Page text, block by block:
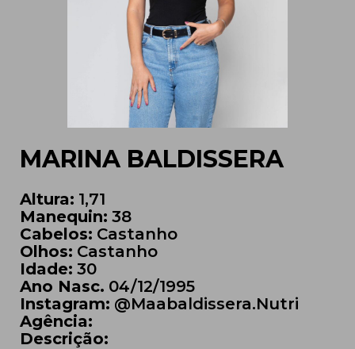
MARINA BALDISSERA
Altura: 1,71
Manequin: 38
Cabelos: Castanho
Olhos: Castanho
Idade: 30
Ano Nasc. 04/12/1995
Instagram: @maabaldissera.nutri
Agência:
Descrição: